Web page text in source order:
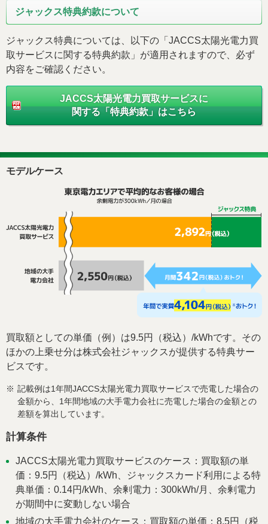
ジャックス特典約款について
ジャックス特典については、以下の「JACCS太陽光電力買
取サービスに関する特典約款」が適用されますので、必ず
内容をご確認ください。
JACCS太陽光電力買取サービスに
関する「特典約款」はこちら
モデルケース
買取額としての単価（例）は9.5円（税込）/kWhです。その
ほかの上乗せ分は株式会社ジャックスが提供する特典サー
ビスです。
※ 記載例は1年間JACCS太陽光電力買取サービスで売電した場合の
金額から、1年間地域の大手電力会社に売電した場合の金額との
差額を算出しています。
計算条件
JACCS太陽光電力買取サービスのケース：買取額の単
価：9.5円（税込）/kWh、ジャックスカード利用による特
典単価：0.14円/kWh、余剰電力：300kWh/月、余剰電力
が期間中に変動しない場合
地域の大手電力会社のケース：買取額の単価：8.5円（税